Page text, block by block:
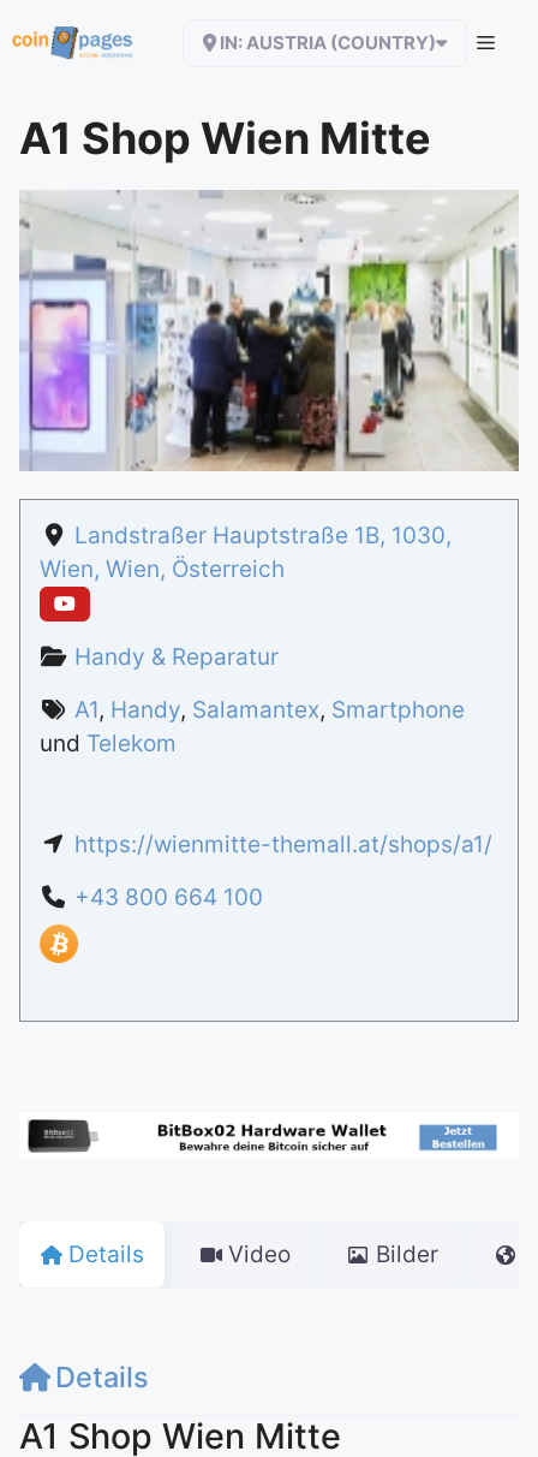
Inhalt
IN: AUSTRIA (COUNTRY)
A1 Shop Wien Mitte
Landstraßer Hauptstraße 1B, 1030,
Wien, Wien, Österreich
Handy & Reparatur
A1, Handy, Salamantex, Smartphone
und Telekom
https://wienmitte-themall.at/shops/a1/
+43 800 664 100
Details Video Bilder
Details
A1 Shop Wien Mitte